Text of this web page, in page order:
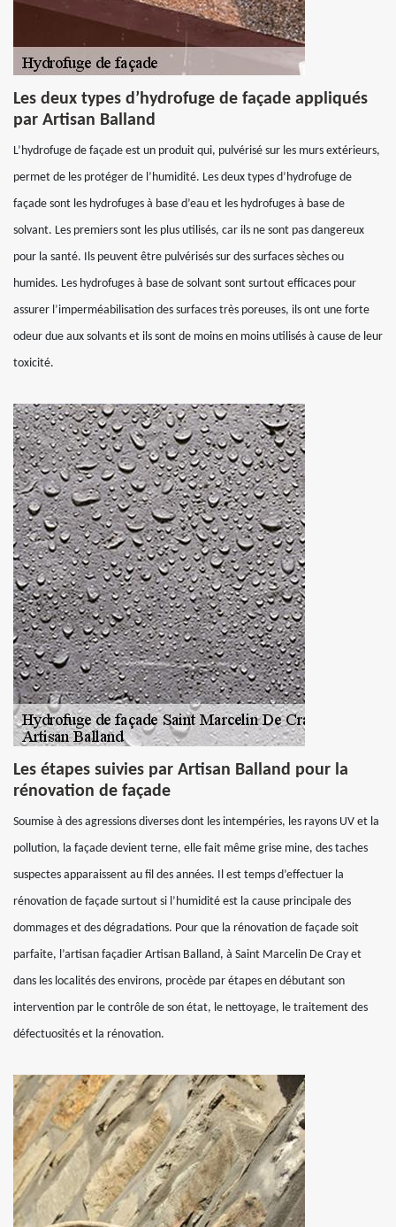
Les deux types d’hydrofuge de façade appliqués
par Artisan Balland
L’hydrofuge de façade est un produit qui, pulvérisé sur les murs extérieurs,
permet de les protéger de l’humidité. Les deux types d’hydrofuge de
façade sont les hydrofuges à base d’eau et les hydrofuges à base de
solvant. Les premiers sont les plus utilisés, car ils ne sont pas dangereux
pour la santé. Ils peuvent être pulvérisés sur des surfaces sèches ou
humides. Les hydrofuges à base de solvant sont surtout efficaces pour
assurer l’imperméabilisation des surfaces très poreuses, ils ont une forte
odeur due aux solvants et ils sont de moins en moins utilisés à cause de leur
toxicité.
Les étapes suivies par Artisan Balland pour la
rénovation de façade
Soumise à des agressions diverses dont les intempéries, les rayons UV et la
pollution, la façade devient terne, elle fait même grise mine, des taches
suspectes apparaissent au fil des années. Il est temps d’effectuer la
rénovation de façade surtout si l’humidité est la cause principale des
dommages et des dégradations. Pour que la rénovation de façade soit
parfaite, l’artisan façadier Artisan Balland, à Saint Marcelin De Cray et
dans les localités des environs, procède par étapes en débutant son
intervention par le contrôle de son état, le nettoyage, le traitement des
défectuosités et la rénovation.